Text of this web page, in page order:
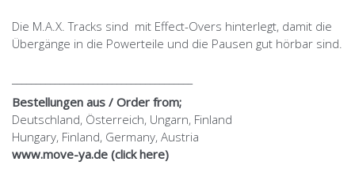
Die M.A.X. Tracks sind mit Effect-Overs hinterlegt, damit die
Übergänge in die Powerteile und die Pausen gut hörbar sind.
Bestellungen aus / Order from;
Deutschland, Österreich, Ungarn, Finland
Hungary, Finland, Germany, Austria
www.move-ya.de (click here)